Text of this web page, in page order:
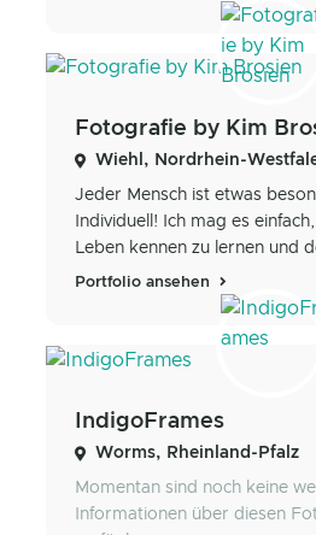
Fotografie by Kim
Wiehl, Nordrhein-
Jeder Mensch ist etwas
Individuell! Ich mag es
Leben kennen zu lernen und
Portfolio ansehen
IndigoFrames
Worms, Rheinland-Pfalz
Momentan sind noch keine
Informationen über diesen